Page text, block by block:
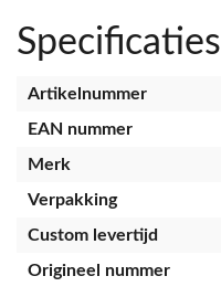
Specificaties
Artikelnummer
EAN nummer
Merk
Verpakking
Custom levertijd
Origineel nummer